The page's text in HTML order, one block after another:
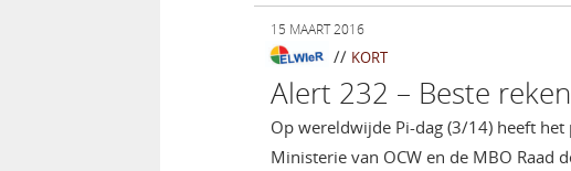
15 MAART 2016
// KORT
Alert 232 – Beste
Op wereldwijde Pi-dag (3/14) heeft
Ministerie van OCW en de MBO Raad